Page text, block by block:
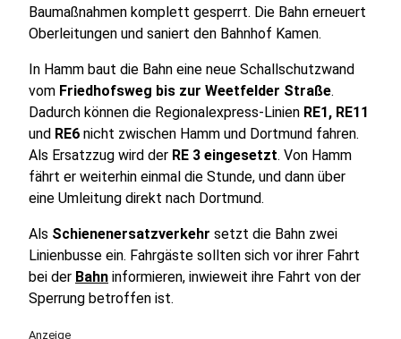
Baumaßnahmen komplett gesperrt. Die Bahn erneuert
Oberleitungen und saniert den Bahnhof Kamen.
In Hamm baut die Bahn eine neue Schallschutzwand
vom Friedhofsweg bis zur Weetfelder Straße.
Dadurch können die Regionalexpress-Linien RE1, RE11
und RE6 nicht zwischen Hamm und Dortmund fahren.
Als Ersatzzug wird der RE 3 eingesetzt. Von Hamm
fährt er weiterhin einmal die Stunde, und dann über
eine Umleitung direkt nach Dortmund.
Als Schienenersatzverkehr setzt die Bahn zwei
Linienbusse ein. Fahrgäste sollten sich vor ihrer Fahrt
bei der Bahn informieren, inwieweit ihre Fahrt von der
Sperrung betroffen ist.
Anzeige